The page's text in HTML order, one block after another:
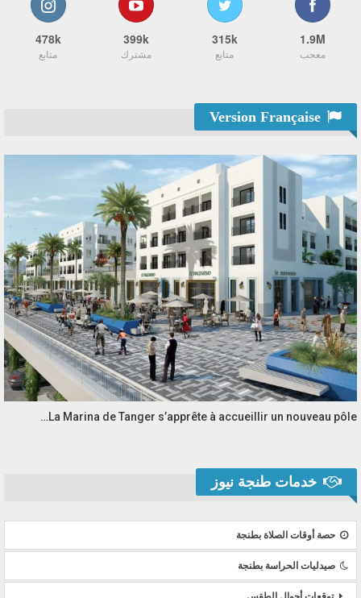
1.9M
معجب
315k
متابع
399k
مشترك
478k
متابع
La Marina de Tanger s’apprête à accueillir un nouveau pôle…
خدمات طنجة نيوز
حصة أوقات الصلاة بطنجة
صيدليات الحراسة بطنجة